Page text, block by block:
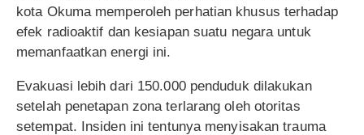
kota Okuma memperoleh perhatian khusus terhadap
efek radioaktif dan kesiapan suatu negara untuk
memanfaatkan energi ini.
Evakuasi lebih dari 150.000 penduduk dilakukan
setelah penetapan zona terlarang oleh otoritas
setempat. Insiden ini tentunya menyisakan trauma